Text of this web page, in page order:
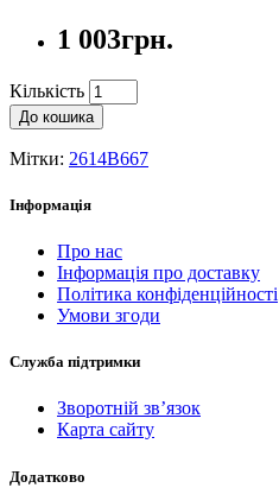
1 003грн.
Кількість
До кошика
Мітки: 2614B667
Інформація
Про нас
Інформація про доставку
Політика конфіденційності
Умови згоди
Служба підтримки
Зворотній зв’язок
Карта сайту
Додатково